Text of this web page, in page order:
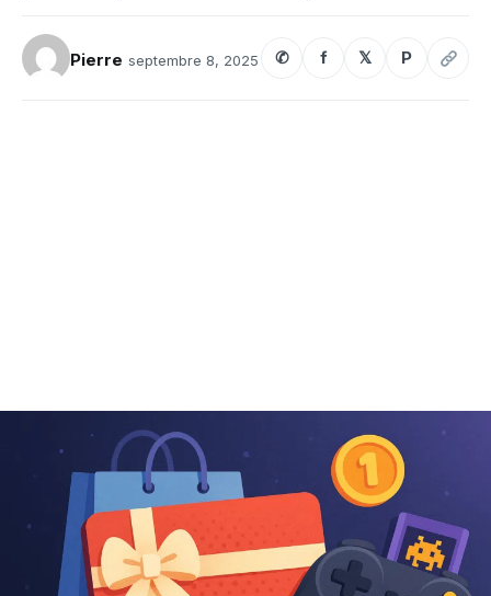
Pierre septembre 8, 2025 ✆ f 𝕏 P